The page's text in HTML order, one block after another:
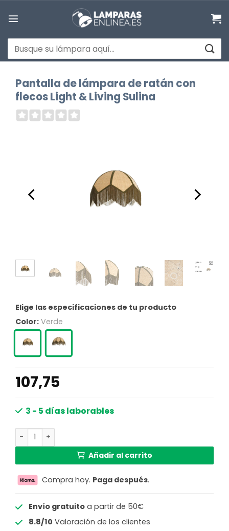
Buscar
por:
Pantalla de lámpara de ratán con
flecos Light & Living Sulina
Elige las especificaciones de tu producto
Color: Verde
107,75
3 - 5 días laborables
Pantalla de lámpara de ratán con flecos Light & Living
Añadir al carrito
Compra hoy. Paga después.
Envío gratuitoa partir de 50€
8.8/10 Valoración de los clientes